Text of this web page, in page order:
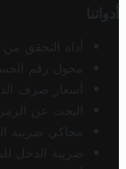
أدواتنا
أداة التحقق
محول رقم
أسعار صرف
البحث عن
محاكي ضريبة
ضريبة الدخل